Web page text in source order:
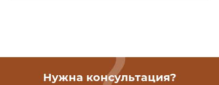
Нужна консультация?